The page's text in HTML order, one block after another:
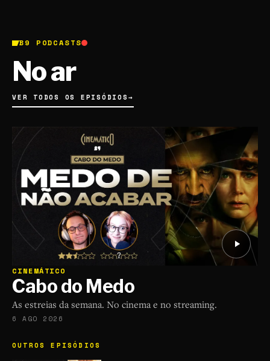
B9 PODCASTS
No ar
VER TODOS OS EPISÓDIOS→
CINEMÁTICO
Cabo do Medo
As estreias da semana. No cinema e no streaming.
6 AGO 2026
OUTROS EPISÓDIOS